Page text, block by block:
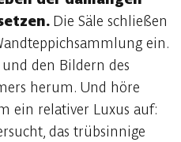
Die Säle schließen
ein.
den Bildern des
herum. Und höre
ein relativer Luxus auf:
das trübsinnige